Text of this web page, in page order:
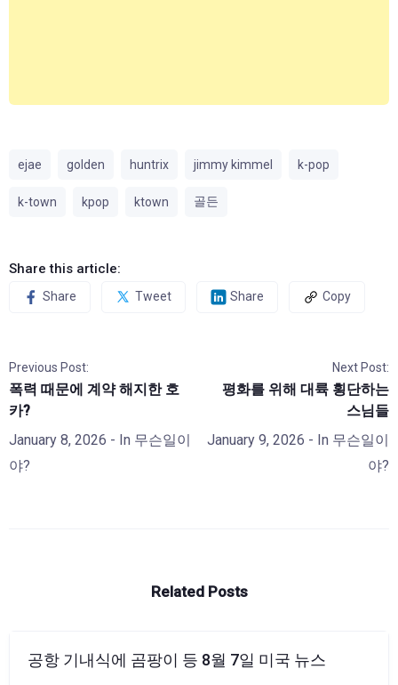
ejae golden huntrix jimmy kimmel k-pop
k-town kpop ktown 골든
Share this article:
Share Tweet Share Copy
Previous Post:
폭력 때문에 계약 해지한 호
카?
January 8, 2026 - In 무슨일이
야?
Next Post:
평화를 위해 대륙 횡단하는
스님들
January 9, 2026 - In 무슨일이
야?
Related Posts
공항 기내식에 곰팡이 등 8월 7일 미국 뉴스